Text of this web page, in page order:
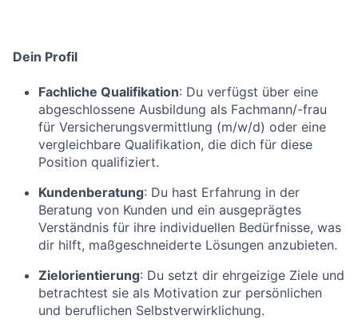
Dein Profil
Fachliche Qualifikation: Du verfügst über eine
abgeschlossene Ausbildung als Fachmann/-frau
für Versicherungsvermittlung (m/w/d) oder eine
vergleichbare Qualifikation, die dich für diese
Position qualifiziert.
Kundenberatung: Du hast Erfahrung in der
Beratung von Kunden und ein ausgeprägtes
Verständnis für ihre individuellen Bedürfnisse, was
dir hilft, maßgeschneiderte Lösungen anzubieten.
Zielorientierung: Du setzt dir ehrgeizige Ziele und
betrachtest sie als Motivation zur persönlichen
und beruflichen Selbstverwirklichung.